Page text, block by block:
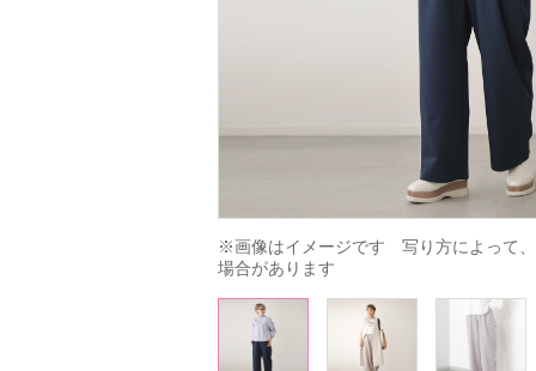
※画像はイメージです　写り方によって
場合があります